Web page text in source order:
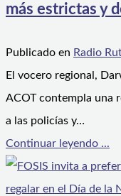
más estrictas y
Publicado en Radio
El vocero regional,
ACOT contempla una
a las policías y…
Continuar leyendo ...